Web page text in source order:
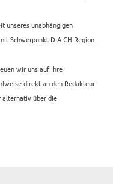
unseres unabhängigen
Schwerpunkt D-A-CH-Region
wir uns auf Ihre
direkt an den Redakteur
alternativ über die